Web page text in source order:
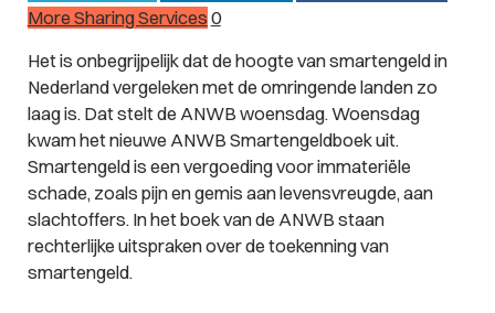
More Sharing Services 0
Het is onbegrijpelijk dat de hoogte van smartengeld in
Nederland vergeleken met de omringende landen zo
laag is. Dat stelt de ANWB woensdag. Woensdag
kwam het nieuwe ANWB Smartengeldboek uit.
Smartengeld is een vergoeding voor immateriële
schade, zoals pijn en gemis aan levensvreugde, aan
slachtoffers. In het boek van de ANWB staan
rechterlijke uitspraken over de toekenning van
smartengeld.